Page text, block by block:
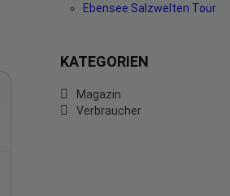
Ebensee Salzwelten Tour
KATEGORIEN
Magazin
Verbraucher